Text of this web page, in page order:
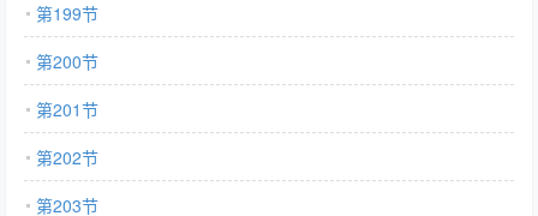
第199节
第200节
第201节
第202节
第203节